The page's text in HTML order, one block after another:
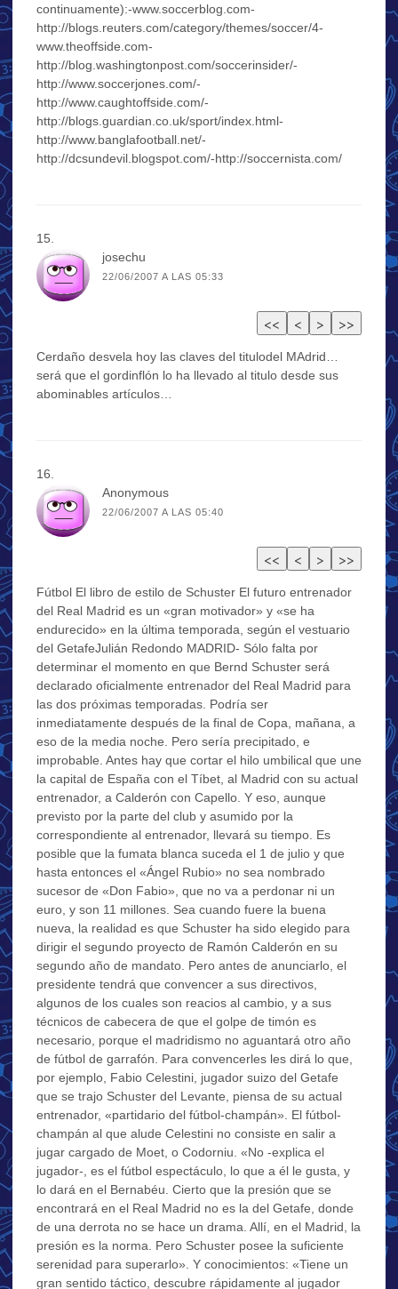
continuamente):-www.soccerblog.com-
http://blogs.reuters.com/category/themes/soccer/4-
www.theoffside.com-
http://blog.washingtonpost.com/soccerinsider/-
http://www.soccerjones.com/-
http://www.caughtoffside.com/-
http://blogs.guardian.co.uk/sport/index.html-
http://www.banglafootball.net/-
http://dcsundevil.blogspot.com/-http://soccernista.com/
josechu
22/06/2007 A LAS 05:33
Cerdaño desvela hoy las claves del titulodel MAdrid…
será que el gordinflón lo ha llevado al titulo desde sus
abominables artículos…
Anonymous
22/06/2007 A LAS 05:40
Fútbol El libro de estilo de Schuster El futuro entrenador
del Real Madrid es un «gran motivador» y «se ha
endurecido» en la última temporada, según el vestuario
del GetafeJulián Redondo MADRID- Sólo falta por
determinar el momento en que Bernd Schuster será
declarado oficialmente entrenador del Real Madrid para
las dos próximas temporadas. Podría ser
inmediatamente después de la final de Copa, mañana, a
eso de la media noche. Pero sería precipitado, e
improbable. Antes hay que cortar el hilo umbilical que une
la capital de España con el Tíbet, al Madrid con su actual
entrenador, a Calderón con Capello. Y eso, aunque
previsto por la parte del club y asumido por la
correspondiente al entrenador, llevará su tiempo. Es
posible que la fumata blanca suceda el 1 de julio y que
hasta entonces el «Ángel Rubio» no sea nombrado
sucesor de «Don Fabio», que no va a perdonar ni un
euro, y son 11 millones. Sea cuando fuere la buena
nueva, la realidad es que Schuster ha sido elegido para
dirigir el segundo proyecto de Ramón Calderón en su
segundo año de mandato. Pero antes de anunciarlo, el
presidente tendrá que convencer a sus directivos,
algunos de los cuales son reacios al cambio, y a sus
técnicos de cabecera de que el golpe de timón es
necesario, porque el madridismo no aguantará otro año
de fútbol de garrafón. Para convencerles les dirá lo que,
por ejemplo, Fabio Celestini, jugador suizo del Getafe
que se trajo Schuster del Levante, piensa de su actual
entrenador, «partidario del fútbol-champán». El fútbol-
champán al que alude Celestini no consiste en salir a
jugar cargado de Moet, o Codorniu. «No -explica el
jugador-, es el fútbol espectáculo, lo que a él le gusta, y
lo dará en el Bernabéu. Cierto que la presión que se
encontrará en el Real Madrid no es la del Getafe, donde
de una derrota no se hace un drama. Allí, en el Madrid, la
presión es la norma. Pero Schuster posee la suficiente
serenidad para superarlo». Y conocimientos: «Tiene un
gran sentido táctico, descubre rápidamente al jugador